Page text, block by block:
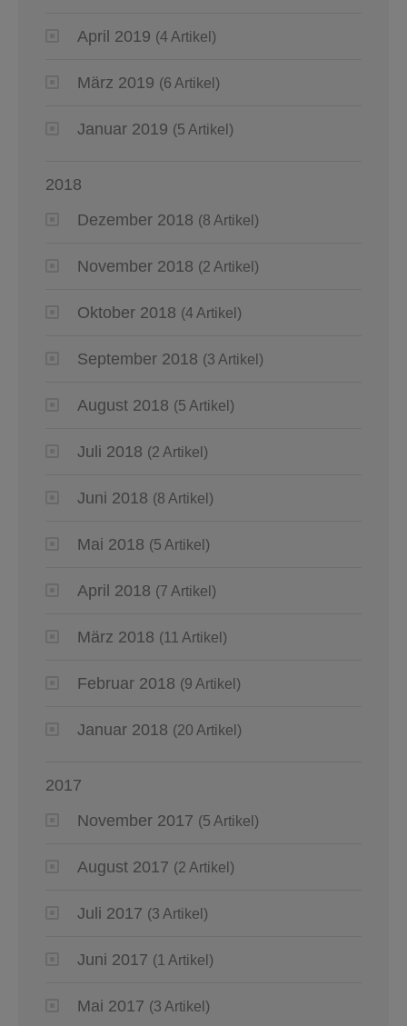
April 2019 (4 Artikel)
März 2019 (6 Artikel)
Januar 2019 (5 Artikel)
2018
Dezember 2018 (8 Artikel)
November 2018 (2 Artikel)
Oktober 2018 (4 Artikel)
September 2018 (3 Artikel)
August 2018 (5 Artikel)
Juli 2018 (2 Artikel)
Juni 2018 (8 Artikel)
Mai 2018 (5 Artikel)
April 2018 (7 Artikel)
März 2018 (11 Artikel)
Februar 2018 (9 Artikel)
Januar 2018 (20 Artikel)
2017
November 2017 (5 Artikel)
August 2017 (2 Artikel)
Juli 2017 (3 Artikel)
Juni 2017 (1 Artikel)
Mai 2017 (3 Artikel)